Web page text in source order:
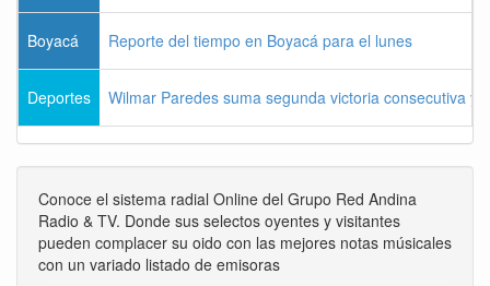
Boyacá Reporte del tiempo en Boyacá para el lunes
Deportes Wilmar Paredes suma segunda victoria consecutiva y
Conoce el sistema radial Online del Grupo Red Andina
Radio & TV. Donde sus selectos oyentes y visitantes
pueden complacer su oido con las mejores notas músicales
con un variado listado de emisoras